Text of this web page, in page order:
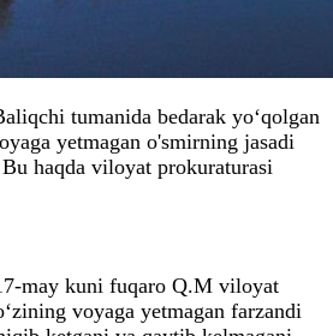
tumanida bedarak yo‘qolgan
yetmagan o'smirning jasadi
haqda viloyat prokuraturasi
may kuni fuqaro Q.M viloyat
voyaga yetmagan farzandi